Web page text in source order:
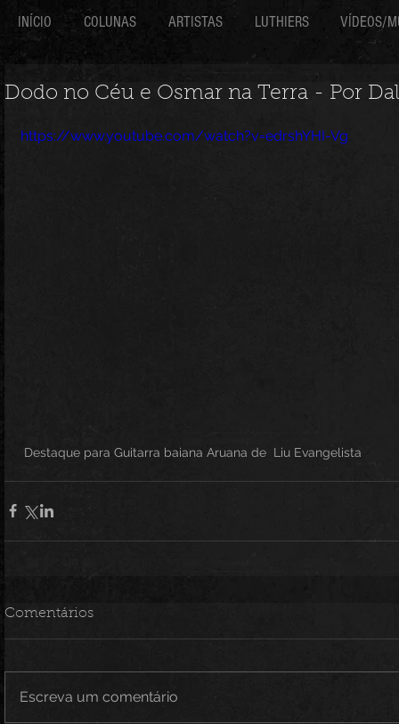
INÍCIO COLUNAS ARTISTAS LUTHIERS VÍDEOS/
Dodo no Céu e Osmar na Terra - Por
https://www.youtube.com/watch?v=edrshYHI-Vg
Destaque para Guitarra baiana Aruana de  Liu Evangelista
Comentários
Escreva um comentário